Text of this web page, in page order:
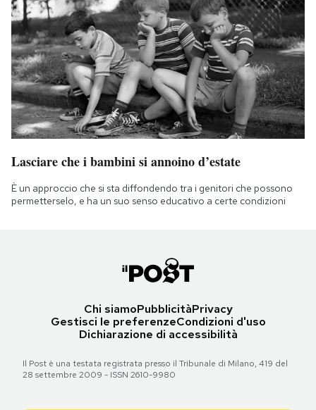
Lasciare che i bambini si annoino d’estate
È un approccio che si sta diffondendo tra i genitori che possono
permetterselo, e ha un suo senso educativo a certe condizioni
Chi siamoPubblicitàPrivacy
Gestisci le preferenzeCondizioni d'uso
Dichiarazione di accessibilità
Il Post è una testata registrata presso il Tribunale di Milano, 419 del
28 settembre 2009 - ISSN 2610-9980